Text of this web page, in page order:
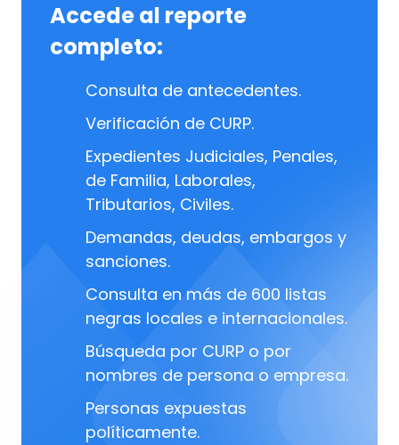
Accede al reporte
completo:
Consulta de antecedentes.
Verificación de CURP.
Expedientes Judiciales, Penales,
de Familia, Laborales,
Tributarios, Civiles.
Demandas, deudas, embargos y
sanciones.
Consulta en más de 600 listas
negras locales e internacionales.
Búsqueda por CURP o por
nombres de persona o empresa.
Personas expuestas
políticamente.